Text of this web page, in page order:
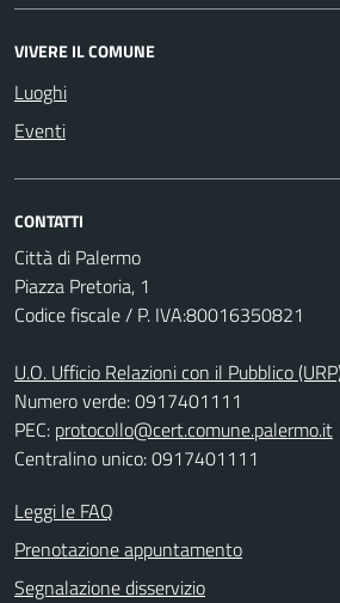
VIVERE IL COMUNE
Luoghi
Eventi
CONTATTI
Città di Palermo
Piazza Pretoria, 1
Codice fiscale / P. IVA:80016350821
U.O. Ufficio Relazioni con il Pubblico
Numero verde: 0917401111
PEC: protocollo@cert.comune.palermo.it
Centralino unico: 0917401111
Leggi le FAQ
Prenotazione appuntamento
Segnalazione disservizio